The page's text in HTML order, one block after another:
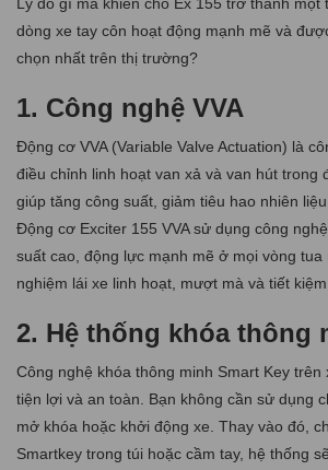
dòng xe tay côn hoạt động mạnh mẽ và
chọn nhất trên thị trường?
1. Công nghệ VVA
Động cơ VVA (Variable Valve Actuation) là
điều chỉnh linh hoạt van xả và van hút trong
giúp tăng công suất, giảm tiêu hao nhiên
Động cơ Exciter 155 VVA sử dụng công
suất cao, động lực mạnh mẽ ở mọi vòng tua
nghiệm lái xe linh hoạt, mượt mà và tiết kiệm
2. Hệ thống khóa thông
Công nghệ khóa thông minh Smart Key trên
tiện lợi và an toàn. Bạn không cần sử dụng
mở khóa hoặc khởi động xe. Thay vào đó,
Smartkey trong túi hoặc cầm tay, hệ thống